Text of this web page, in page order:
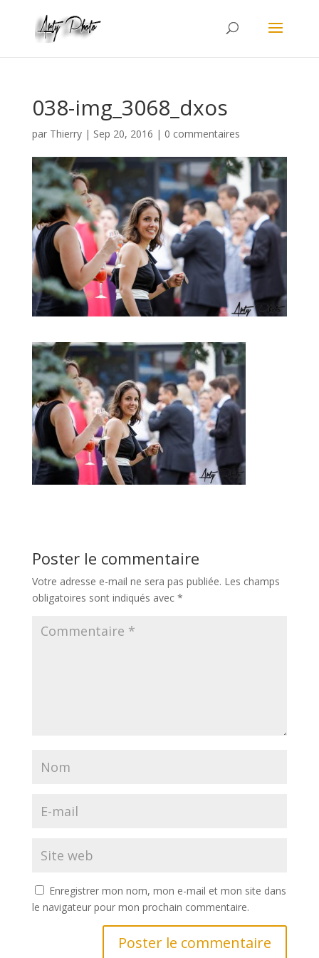
038-img_3068_dxos
par Thierry| Sep 20, 2016 | 0 commentaires
Poster le commentaire
Votre adresse e-mail ne sera pas publiée. Les champs
obligatoires sont indiqués avec *
Enregistrer mon nom, mon e-mail et mon site dans
le navigateur pour mon prochain commentaire.